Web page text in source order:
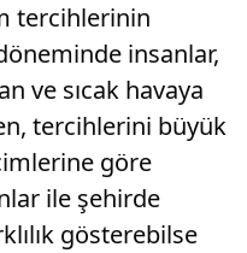
tercihlerinin
insanlar,
ve sıcak havaya
tercihlerini büyük
göre
ile şehirde
gösterebilse